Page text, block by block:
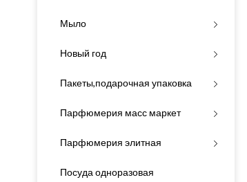
Мыло
Новый год
Пакеты,подарочная упаковка
Парфюмерия масс маркет
Парфюмерия элитная
Посуда одноразовая